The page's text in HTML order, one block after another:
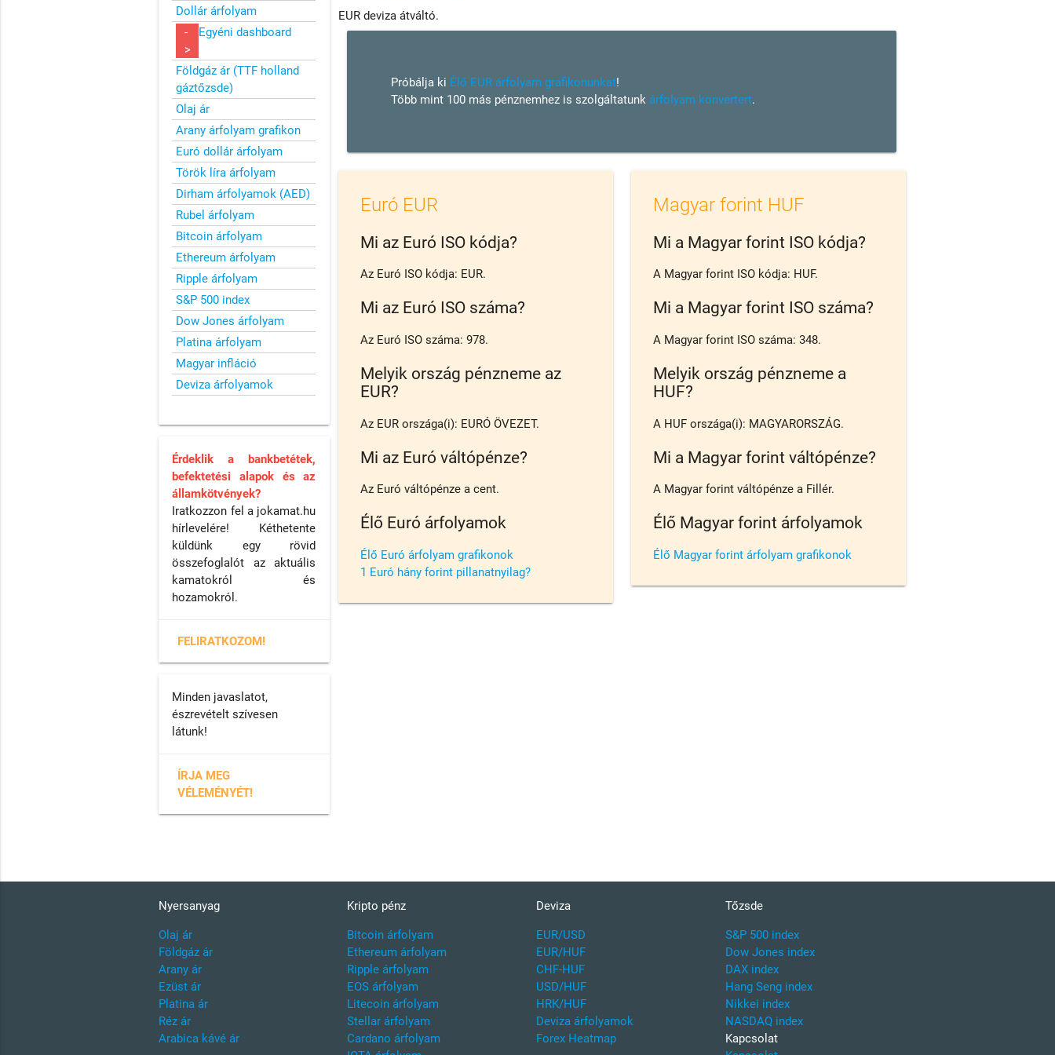
EUR deviza átváltó.
Próbálja ki Élő EUR árfolyam grafikonunkat!
Több mint 100 más pénznemhez is szolgáltatunk árfolyam konvertert.
Euró EUR
Mi az Euró ISO kódja?
Az Euró ISO kódja: EUR.
Mi az Euró ISO száma?
Az Euró ISO száma: 978.
Melyik ország pénzneme az
EUR?
Az EUR országa(i): EURÓ ÖVEZET.
Mi az Euró váltópénze?
Az Euró váltópénze a cent.
Élő Euró árfolyamok
Élő Euró árfolyam grafikonok
1 Euró hány forint pillanatnyilag?
Magyar forint HUF
Mi a Magyar forint ISO kódja?
A Magyar forint ISO kódja: HUF.
Mi a Magyar forint ISO száma?
A Magyar forint ISO száma: 348.
Melyik ország pénzneme a
HUF?
A HUF országa(i): MAGYARORSZÁG.
Mi a Magyar forint váltópénze?
A Magyar forint váltópénze a Fillér.
Élő Magyar forint árfolyamok
Élő Magyar forint árfolyam grafikonok
Dollár árfolyam
-
>
Egyéni dashboard
Földgáz ár (TTF holland
gáztőzsde)
Olaj ár
Arany árfolyam grafikon
Euró dollár árfolyam
Török líra árfolyam
Dirham árfolyamok (AED)
Rubel árfolyam
Bitcoin árfolyam
Ethereum árfolyam
Ripple árfolyam
S&P 500 index
Dow Jones árfolyam
Platina árfolyam
Magyar infláció
Deviza árfolyamok
Érdeklik a bankbetétek,
befektetési alapok és az
államkötvények?
Iratkozzon fel a jokamat.hu
hírlevelére! Kéthetente
küldünk egy rövid
összefoglalót az aktuális
kamatokról és
hozamokról.
FELIRATKOZOM!
Minden javaslatot,
észrevételt szívesen
látunk!
ÍRJA MEG
VÉLEMÉNYÉT!
Nyersanyag
Olaj ár
Földgáz ár
Arany ár
Ezüst ár
Platina ár
Réz ár
Arabica kávé ár
Kripto pénz
Bitcoin árfolyam
Ethereum árfolyam
Ripple árfolyam
EOS árfolyam
Litecoin árfolyam
Stellar árfolyam
Cardano árfolyam
Deviza
EUR/USD
EUR/HUF
CHF-HUF
USD/HUF
HRK/HUF
Deviza árfolyamok
Forex Heatmap
Tőzsde
S&P 500 index
Dow Jones index
DAX index
Hang Seng index
Nikkei index
NASDAQ index
Kapcsolat